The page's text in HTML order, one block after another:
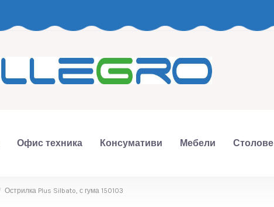
Офис техника Консумативи Мебели Столове
Острилка Plus Silbato, с гума 150103